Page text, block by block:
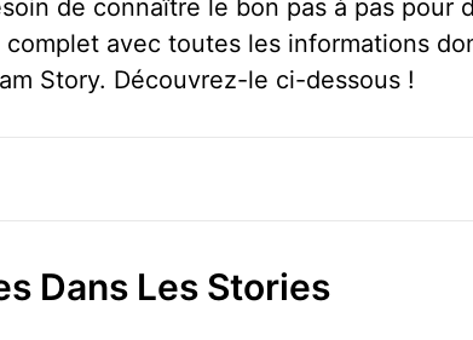
de connaître le bon pas à pas pour
avec toutes les informations
Story. Découvrez-le ci-dessous !
Dans Les Stories